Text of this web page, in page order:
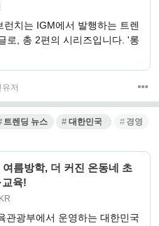
치는 IGM에서 발행하는 트렌
로, 총 2편의 시리즈입니다. '롱
저
트렌딩 뉴스 대한민국 정부 경영
여름방학, 더 커진 온동네 초
교육!
관광부에서 운영하는 대한민국